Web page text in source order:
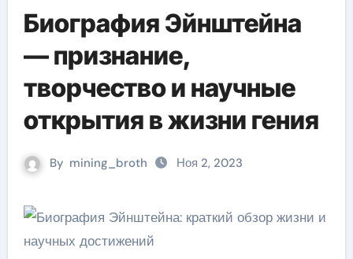
Биография Эйнштейна
— признание,
творчество и научные
открытия в жизни гения
By mining_broth Ноя 2, 2023